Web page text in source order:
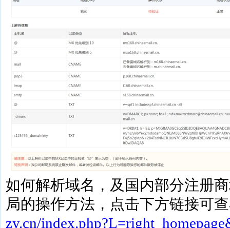
如何解析域名，及国内部分注册
局的操作方法，点击下方链接可
zy.cn/